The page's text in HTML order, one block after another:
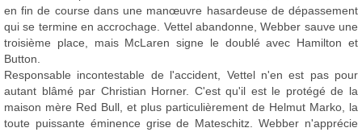
en fin de course dans une manœuvre hasardeuse de dépassement
qui se termine en accrochage. Vettel abandonne, Webber sauve une
troisième place, mais McLaren signe le doublé avec Hamilton et
Button.
Responsable incontestable de l'accident, Vettel n'en est pas pour
autant blâmé par Christian Horner. C'est qu'il est le protégé de la
maison mère Red Bull, et plus particulièrement de Helmut Marko, la
toute puissante éminence grise de Mateschitz. Webber n'apprécie